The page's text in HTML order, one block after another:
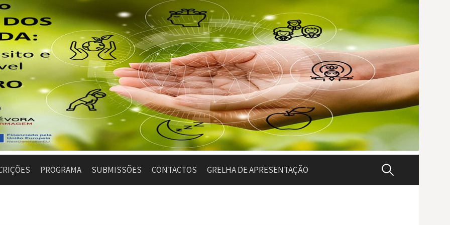
PROGRAMA SUBMISSÕES CONTACTOS GRELHA DE APRESENTAÇÃO Pesquisar